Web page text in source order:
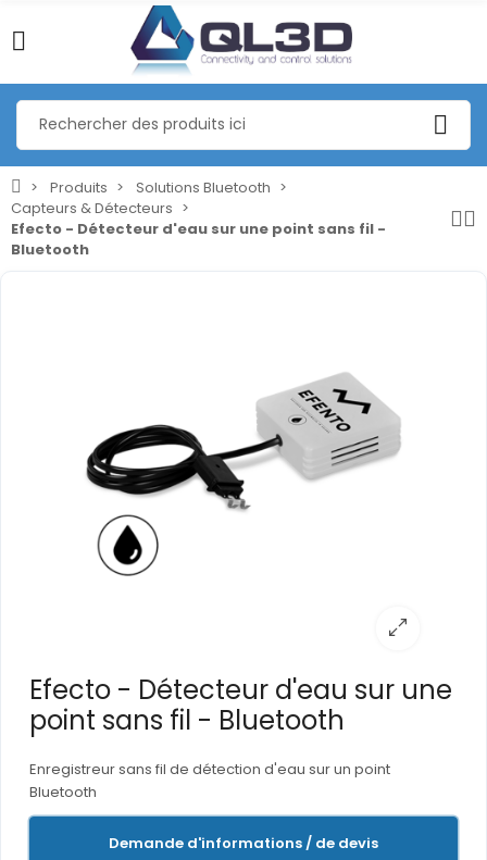
Produits
Solutions Bluetooth
Capteurs & Détecteurs
Efecto - Détecteur d'eau sur une point sans fil -
Bluetooth
Efecto - Détecteur d'eau sur une
point sans fil - Bluetooth
Enregistreur sans fil de détection d'eau sur un point
Bluetooth
Demande d'informations / de devis